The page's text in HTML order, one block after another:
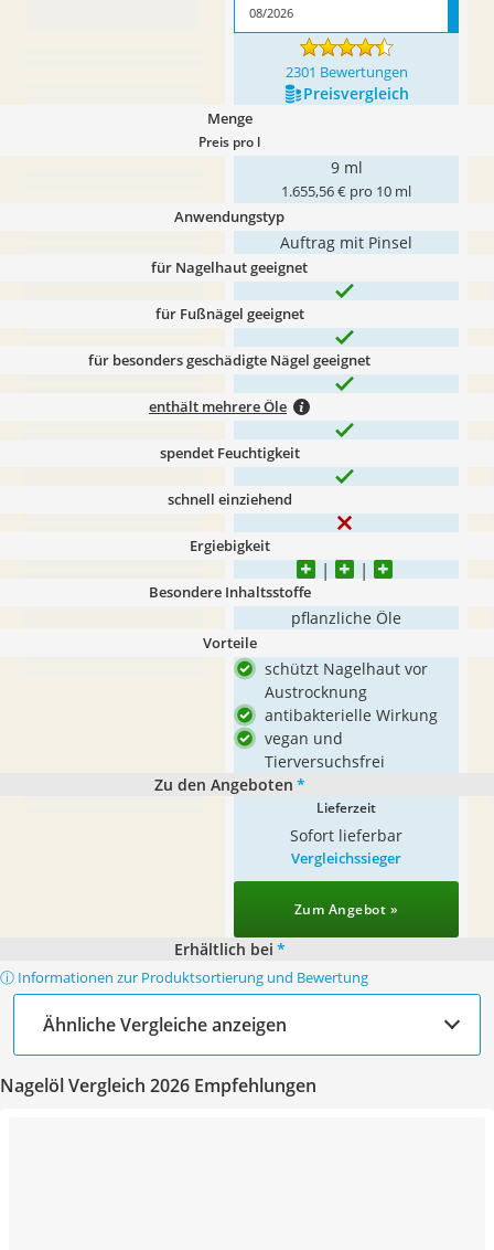
08/2026
2301 Bewertungen
Preis­vergleich
Menge
Preis pro l
9 ml
1.655,56 € pro 10 ml
Anwendungstyp
Auftrag mit Pinsel
für Nagelhaut geeignet
für Fußnägel geeignet
für besonders geschädigte Nägel geeignet
enthält mehrere Öle
spendet Feuchtigkeit
schnell einziehend
Ergiebigkeit
Besondere Inhaltsstoffe
pflanzliche Öle
Vorteile
schützt Nagelhaut vor
Austrocknung
antibakterielle Wirkung
vegan und
Tierversuchsfrei
Zu den Angeboten *
Lieferzeit
Sofort lieferbar
Vergleichssieger
Zum Angebot »
Erhältlich bei *
ⓘ Informationen zur Produktsortierung und Bewertung
Ähnliche Vergleiche anzeigen
Nagelöl Vergleich 2026 Empfehlungen